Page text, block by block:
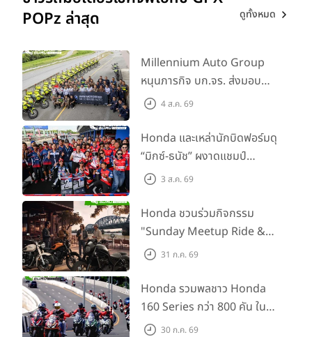
POPz ล่าสุด
ดูทั้งหมด
Millennium Auto Group
หนุนภารกิจ บก.จร. ส่งมอบ
BMW R 1300 GS และ F 900
พร้อม ยกระดับทักษะการขับขี่
เสริมศักยภาพตำรวจจราจร
4 ส.ค. 69
Honda และเหล่านักบิดฟอร์มดุ
“มิกซ์-ธนัช” ผงาดแชมป์
SS600 2 สนามติด “ข้าวกล้อง”
สนาม 2
3 ส.ค. 69
Honda ชวนร่วมกิจกรรม
"Sunday Meetup Ride &
Soul" จิบกาแฟ พูดคุย แลก
กัน 16 ส.ค. นี้
31 ก.ค. 69
Honda รวมพลชาว Honda
160 Series กว่า 800 คัน ใน
งาน “THE ONE-SIXTI-ER ตัว
30 ก.ค. 69